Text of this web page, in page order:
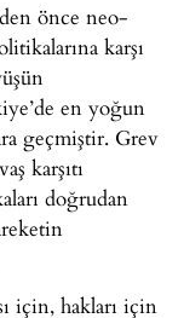
önce neo-
karşı
en yoğun
geçmiştir. Grev
karşıtı
doğrudan
için, hakları için